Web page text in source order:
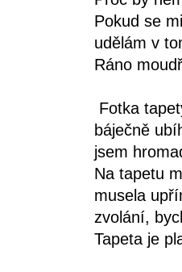
Pokud se
udělám v
Ráno
Fotka
báječně
jsem
Na tapetu
musela
zvolání,
Tapeta je